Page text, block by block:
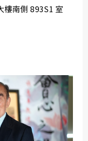
樓南側 893S1 室